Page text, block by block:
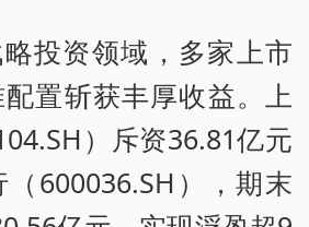
投资领域，多家上市
置斩获丰厚收益。上
）斥资36.81亿元
600036.SH），期末